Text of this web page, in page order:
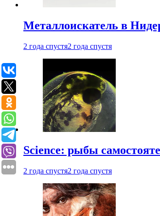
Металлоискатель в
2 года спустя2 года спустя
Science: рыбы
2 года спустя2 года спустя